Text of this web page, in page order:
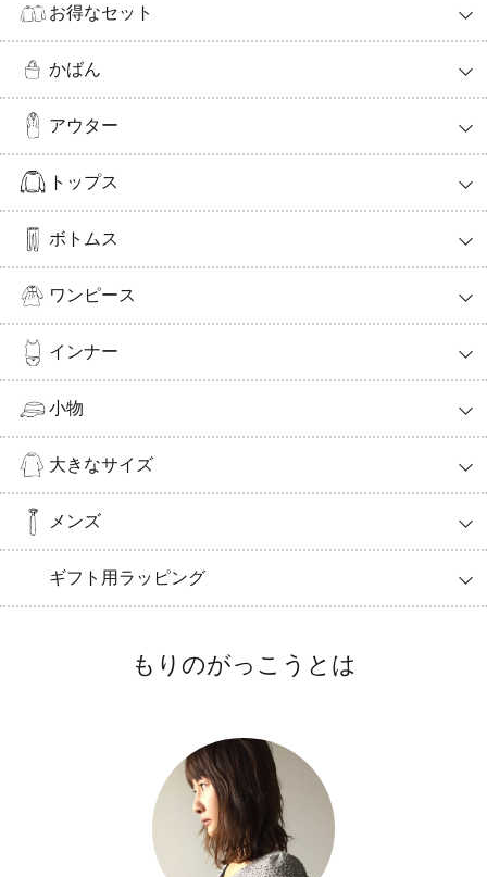
お得なセット
かばん
アウター
トップス
ボトムス
ワンピース
インナー
小物
大きなサイズ
メンズ
ギフト用ラッピング
もりのがっこうとは